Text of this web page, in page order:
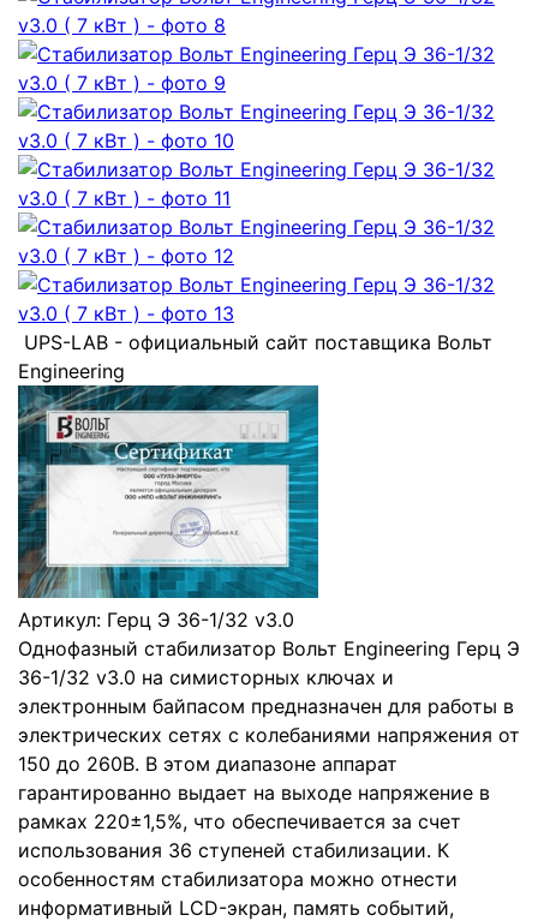
UPS-LAB - официальный сайт поставщика Вольт
Engineering
Артикул: Герц Э 36-1/32 v3.0
Однофазный стабилизатор Вольт Engineering Герц Э
36-1/32 v3.0 на симисторных ключах и
электронным байпасом предназначен для работы в
электрических сетях с колебаниями напряжения от
150 до 260В. В этом диапазоне аппарат
гарантированно выдает на выходе напряжение в
рамках 220±1,5%, что обеспечивается за счет
использования 36 ступеней стабилизации. К
особенностям стабилизатора можно отнести
информативный LCD-экран, память событий,